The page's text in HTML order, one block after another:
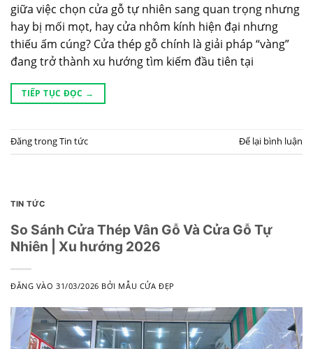
giữa việc chọn cửa gỗ tự nhiên sang quan trọng nhưng
hay bị mối mọt, hay cửa nhôm kính hiện đại nhưng
thiếu ấm cúng? Cửa thép gỗ chính là giải pháp “vàng”
đang trở thành xu hướng tìm kiếm đầu tiên tại
TIẾP TỤC ĐỌC →
Đăng trongTin tức Để lại bình luận
TIN TỨC
So Sánh Cửa Thép Vân Gỗ Và Cửa Gỗ Tự
Nhiên | Xu hướng 2026
ĐĂNG VÀO31/03/2026 BỞI MẪU CỬA ĐẸP